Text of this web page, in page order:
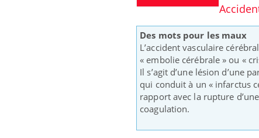
Des mots pour les maux
L’accident vasculaire
« embolie cérébrale » ou «
Il s’agit d’une lésion d’une
qui conduit à un « infarctus
rapport avec la rupture
coagulation.
Eczéma Chronique des Mains :
Il y a des sujets qui sont faciles à aborder...
d'autres non ! D'un côté, poser des questions
sur la maladie d'un proche c'est montrer ...
...